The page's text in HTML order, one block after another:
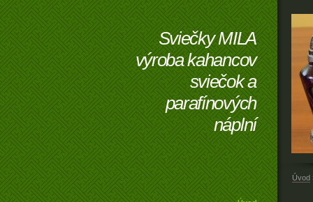
Sviečky MILA
výroba kahancov
sviečok a
parafínových
náplní
Úvod